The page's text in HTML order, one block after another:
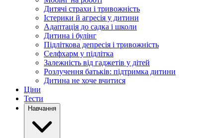
Дитячі страхи і тривожність
Істерики й агресія у дитини
Адаптація до садка і школи
Дитина і булінг
Підліткова депресія і тривожність
Селфхарм у підлітка
Залежність від гаджетів у дітей
Розлучення батьків: підтримка дитини
Дитина не хоче вчитися
Ціни
Тести
Навчання